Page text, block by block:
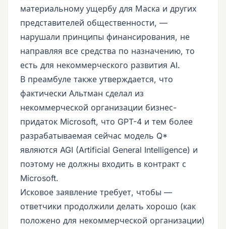
материальному ущербу для Маска и других
представителей общественности, —
нарушали принципы финансирования, не
направляя все средства по назначению, то
есть для некоммерческого развития AI.
В преамбуле также утверждается, что
фактически Альтман сделал из
некоммерческой организации бизнес-
придаток Microsoft, что GPT-4 и тем более
разрабатываемая сейчас модель Q*
являются AGI (Artificial General Intelligence) и
поэтому не должны входить в контракт с
Microsoft.
Исковое заявление требует, чтобы —
ответчики продолжили делать хорошо (как
положено для некоммерческой организации)